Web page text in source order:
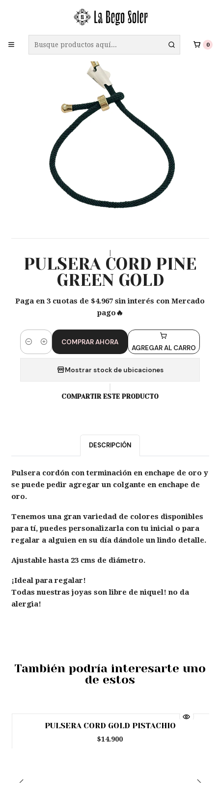
0
ENVÍO GRATIS A TODO CHILE EN COMPRAS SOBRE $69.990
|
PULSERA CORD PINE
GREEN GOLD
Paga en 3 cuotas de $4.967 sin interés con Mercado
pago🔥
Cantidad AGREGAR AL CARRO
COMPRAR AHORA
Mostrar stock de ubicaciones
COMPARTIR ESTE PRODUCTO
DESCRIPCIÓN
Pulsera cordón con terminación en enchape de oro y
se puede pedir agregar un colgante en enchape de
oro.
Tenemos una gran variedad de colores disponibles
para tí, puedes personalizarla con tu inicial o para
regalar a alguien en su día dándole un lindo detalle.
Ajustable hasta 23 cms de diámetro.
¡Ideal para regalar!
Todas nuestras joyas son libre de niquel! no da
alergia!
También podría interesarte uno
de estos
PULSERA CORD GOLD PISTACHIO
$14.900